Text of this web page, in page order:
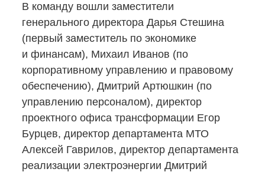
В команду вошли заместители
генерального директора Дарья Стешина
(первый заместитель по экономике
и финансам), Михаил Иванов (по
корпоративному управлению и правовому
обеспечению), Дмитрий Артюшкин (по
управлению персоналом), директор
проектного офиса трансформации Егор
Бурцев, директор департамента МТО
Алексей Гаврилов, директор департамента
реализации электроэнергии Дмитрий